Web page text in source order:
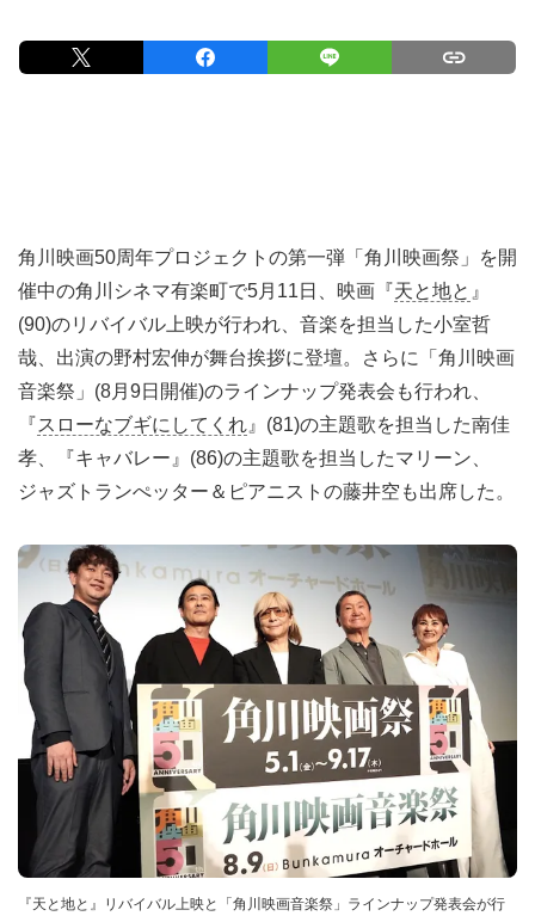
角川映画50周年プロジェクトの第一弾「角川映画祭」を開
催中の角川シネマ有楽町で5月11日、映画『天と地と 』
(90)のリバイバル上映が行われ、音楽を担当した小室哲
哉、出演の野村宏伸が舞台挨拶に登壇。さらに「角川映画
音楽祭」(8月9日開催)のラインナップ発表会も行われ、
『スローなブギにしてくれ 』(81)の主題歌を担当した南佳
孝、『キャバレー』(86)の主題歌を担当したマリーン、
ジャズトランぺッター＆ピアニストの藤井空も出席した。
『天と地と』リバイバル上映と「角川映画音楽祭」ラインナップ発表会が行